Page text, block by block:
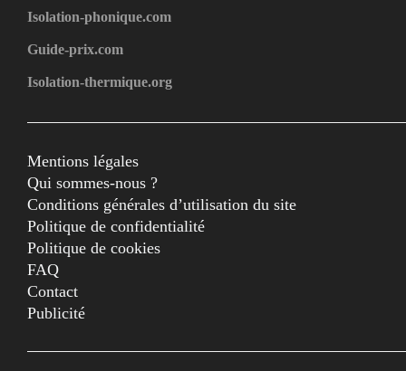
Isolation-phonique.com
Guide-prix.com
Isolation-thermique.org
Mentions légales
Qui sommes-nous ?
Conditions générales d’utilisation du site
Politique de confidentialité
Politique de cookies
FAQ
Contact
Publicité